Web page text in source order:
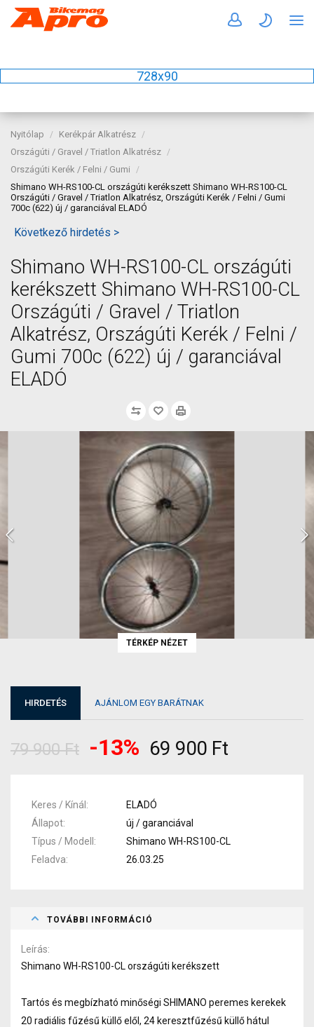
728x90
Nyitólap
Kerékpár Alkatrész
Országúti / Gravel / Triatlon Alkatrész
Országúti Kerék / Felni / Gumi
Shimano WH-RS100-CL országúti kerékszett Shimano WH-RS100-CL
Országúti / Gravel / Triatlon Alkatrész, Országúti Kerék / Felni / Gumi
700c (622) új / garanciával ELADÓ
Következő hirdetés >
Shimano WH-RS100-CL országúti
kerékszett Shimano WH-RS100-CL
Országúti / Gravel / Triatlon
Alkatrész, Országúti Kerék / Felni /
Gumi 700c (622) új / garanciával
ELADÓ
TÉRKÉP NÉZET
HIRDETÉS AJÁNLOM EGY BARÁTNAK
79 900 Ft -13% 69 900 Ft
Keres / Kínál
ELADÓ
Állapot
új / garanciával
Típus / Modell
Shimano WH-RS100-CL
Feladva
26.03.25
TOVÁBBI INFORMÁCIÓ
Leírás
Shimano WH-RS100-CL országúti kerékszett
Tartós és megbízható minőségi SHIMANO peremes kerekek
20 radiális fűzésű küllő elől, 24 keresztfűzésű küllő hátul